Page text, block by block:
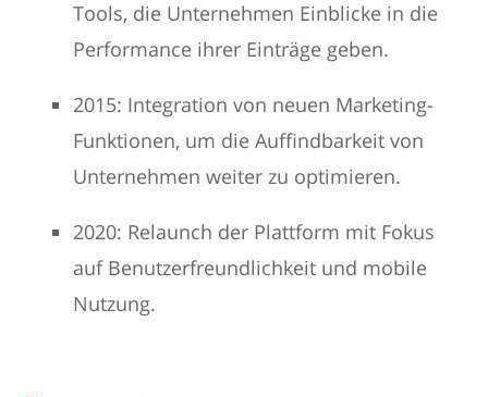
Tools, die Unternehmen Einblicke in die
Performance ihrer Einträge geben.
2015: Integration von neuen Marketing-
Funktionen, um die Auffindbarkeit von
Unternehmen weiter zu optimieren.
2020: Relaunch der Plattform mit Fokus
auf Benutzerfreundlichkeit und mobile
Nutzung.